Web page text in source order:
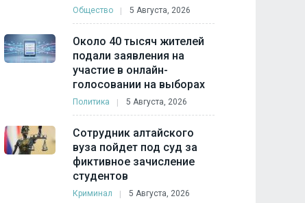
Общество 5 Августа, 2026
Около 40 тысяч жителей
подали заявления на
участие в онлайн-
голосовании на выборах
Политика 5 Августа, 2026
Сотрудник алтайского
вуза пойдет под суд за
фиктивное зачисление
студентов
Криминал 5 Августа, 2026